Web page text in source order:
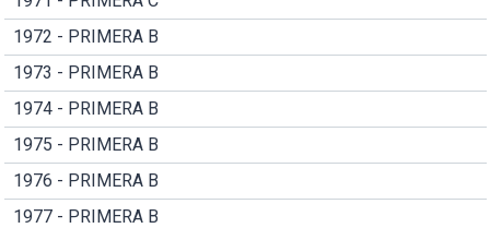
1972 - PRIMERA B
1973 - PRIMERA B
1974 - PRIMERA B
1975 - PRIMERA B
1976 - PRIMERA B
1977 - PRIMERA B